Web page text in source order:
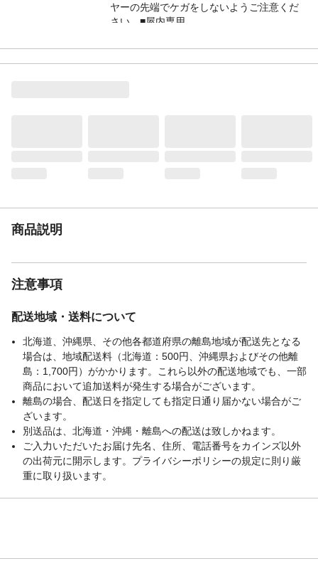
ヤーの先端でケガをしないようご注意くだ
さい。■屋内専用
商品説明
注意事項
配送地域・送料について
北海道、沖縄県、その他各都道府県の離島地域が配送先となる
場合は、地域配送料（北海道：500円、沖縄県およびその他離
島：1,700円）がかかります。これら以外の配送地域でも、一部
商品において追加送料が発生する場合がございます。
離島の場合、配送日を指定しても指定日通り届かない場合がご
ざいます。
別送品は、北海道・沖縄・離島への配送は致しかねます。
ご入力いただいたお届け先名、住所、電話番号をカインズ以外
の出荷元に開示します。プライバシーポリシーの規定に則り厳
重に取り扱います。